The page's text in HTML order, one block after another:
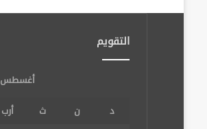
التقويم
أغسطس 2026
د
ن ث أرب